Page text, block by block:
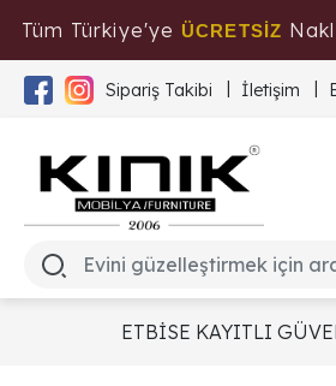
Tüm Türkiye'ye ÜCRETSİZ
Tıklayınız
Sipariş Takibi İletişim
ETBİSE KAYITLI